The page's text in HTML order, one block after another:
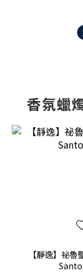
香氛蠟
【靜逸】祕魯
Santo